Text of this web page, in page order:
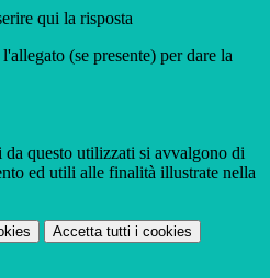
qui la risposta
(se presente) per dare la
questo utilizzati si avvalgono di
ed utili alle finalità illustrate nella
Accetta tutti i cookies